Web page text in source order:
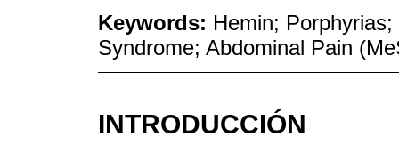
Keywords: Hemin;
Syndrome; Abdominal Pain
INTRODUCCIÓN